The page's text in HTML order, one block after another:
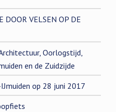
DOOR VELSEN OP DE
Oorlogstijd,
en de Zuidzijde
op 28 juni 2017